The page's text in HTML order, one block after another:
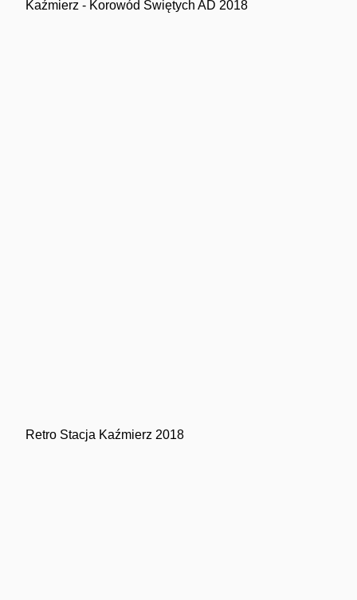
Kaźmierz - Korowód Świętych AD 2018
Retro Stacja Kaźmierz 2018